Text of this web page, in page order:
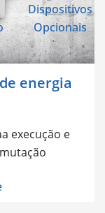
Dispositivos
Opcionais
energia
a execução e